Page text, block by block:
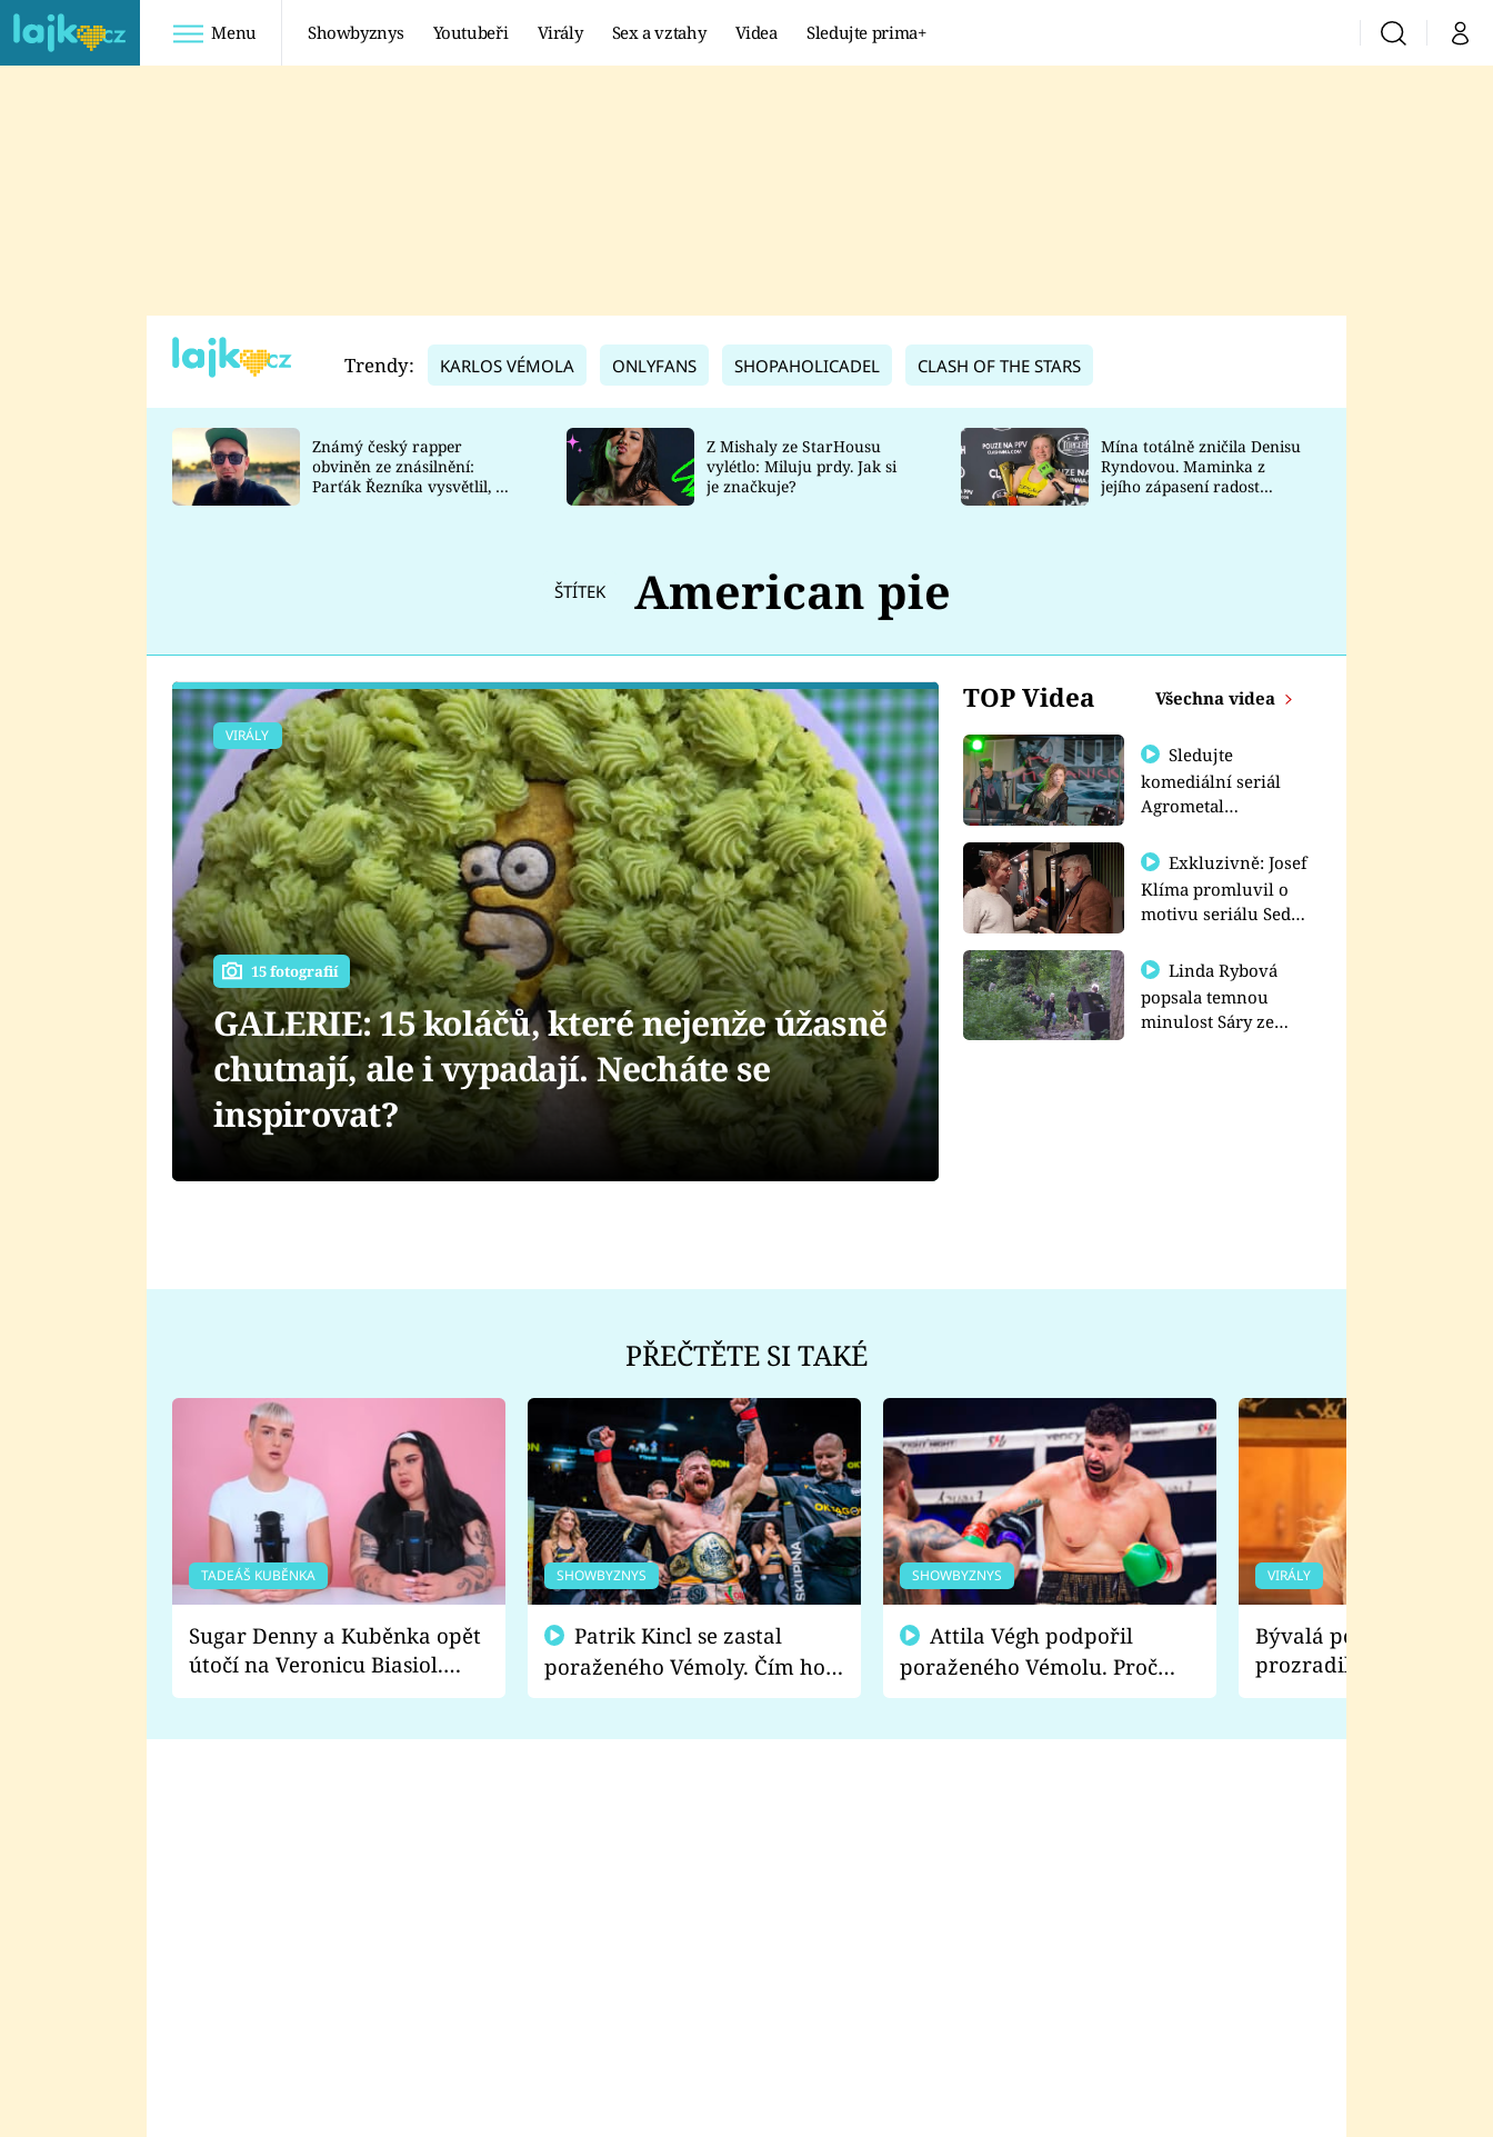
Menu Showbyznys Youtubeři Virály Sex a vztahy Videa Sledujte prima+ VyhledáváníMůj
TADEÁŠ KUBĚNKA
DATEL
Prima Lajk
Sledujte nás
Trendy: KARLOS VÉMOLA ONLYFANS SHOPAHOLICADEL CLASH OF THE STARS
Známý český rapper
obviněn ze znásilnění:
Parťák Řezníka vysvětlil, co
Z Mishaly ze StarHousu
vylétlo: Miluju prdy. Jak si
je značkuje?
Mína totálně zničila Denisu
Ryndovou. Maminka z
jejího zápasení radost
ŠTÍTEK American pie
TOP Videa Všechna videa
Sledujte
komediální seriál
Agrometal
prima+
Exkluzivně: Josef
Klíma promluvil o
motivu seriálu Sedm
Linda Rybová
popsala temnou
minulost Sáry ze
VIRÁLY
15 fotografií
GALERIE: 15 koláčů, které nejenže úžasně
chutnají, ale i vypadají. Necháte se
inspirovat?
PŘEČTĚTE SI TAKÉ
TADEÁŠ KUBĚNKA
Sugar Denny a Kuběnka opět
útočí na Veronicu Biasiol.
Proč je podle nich falešná a
SHOWBYZNYS
poraženého Vémoly. Čím ho
fanoušci naštvali?
SHOWBYZNYS
poraženého Vémolu. Proč
chce raději zápasit s ním než
VIRÁLY
Bývalá pornoherečka
prozradila, co ji
natáčení Euforie.